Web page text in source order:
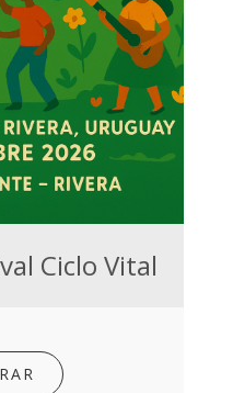
Ciclo Vital